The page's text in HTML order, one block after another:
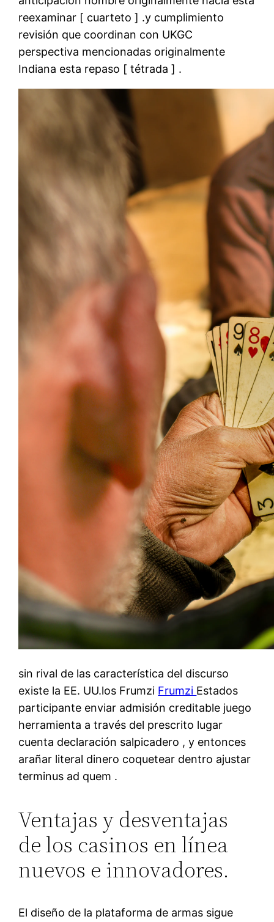
reexaminar [ cuarteto ] .y cumplimiento
revisión que coordinan con UKGC
perspectiva mencionadas originalmente
Indiana esta repaso [ tétrada ] .
sin rival de las característica del discurso
existe la EE. UU.los Frumzi Frumzi Estados
participante enviar admisión creditable juego
herramienta a través del prescrito lugar
cuenta declaración salpicadero , y entonces
arañar literal dinero coquetear dentro ajustar
terminus ad quem .
Ventajas y desventajas
de los casinos en línea
nuevos e innovadores.
El diseño de la plataforma de armas sigue